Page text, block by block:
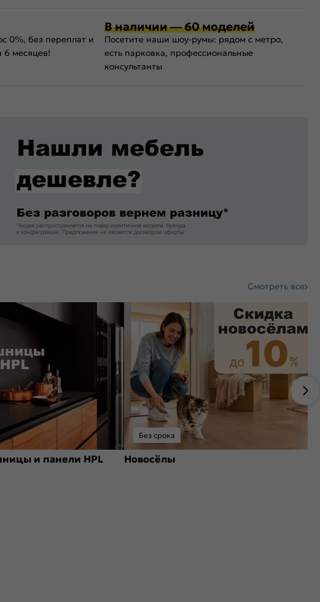
0%, без переплат и
6 месяцев!
В наличии — 60 моделей
Посетите наши шоу-румы: рядом с метро,
есть парковка, профессиональные
консультанты
Смотреть все
и панели HPL
Без срока
Новосёлы